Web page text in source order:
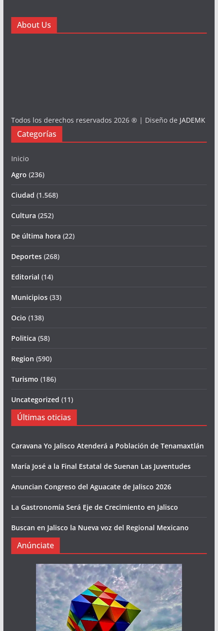
About Us
Todos los derechos reservados 2026 ® | Diseño de JADEMK
Categorías
Inicio
Agro (236)
Ciudad (1.568)
Cultura (252)
De última hora (22)
Deportes(268)
Editorial (14)
Municipios(33)
Ocio (138)
Politica (58)
Region (590)
Turismo (186)
Uncategorized (11)
Últimas oticias
Caravana Yo Jalisco Atenderá a Población de Tenamaxtlán
María José a la Final Estatal de Suenan Las Juventudes
Anuncian Congreso del Aguacate de Jalisco 2026
La Gastronomía Será Eje de Crecimiento en Jalisco
Buscan en Jalisco la Nueva voz del Regional Mexicano
Anúnciate